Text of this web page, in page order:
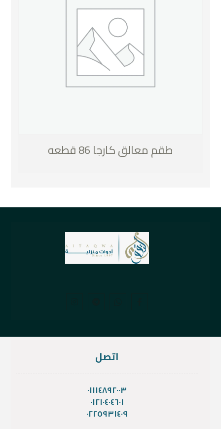
طقم معالق كارجا 86 قطعه
اتصل
٠١١١٤٨٩٢٠٠٣
٠١٢١٠٤٠٤٦٠١
٠٢٢٥٩٣١٤٠٩